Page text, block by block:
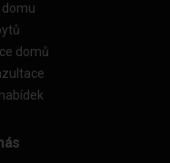
domu
domů